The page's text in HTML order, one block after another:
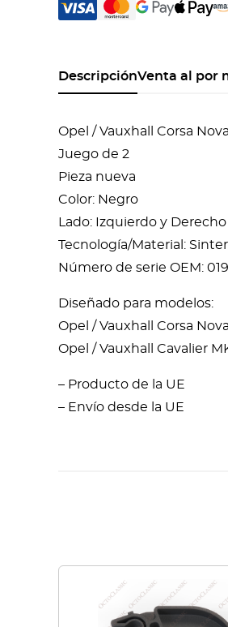
DescripciónVenta al por
Opel / Vauxhall Corsa
Juego de 2
Pieza nueva
Color: Negro
Lado: Izquierdo y Derecho
Tecnología/Material:
Número de serie OEM:
Diseñado para modelos:
Opel / Vauxhall Corsa
Opel / Vauxhall Cavalier
– Producto de la UE
– Envío desde la UE